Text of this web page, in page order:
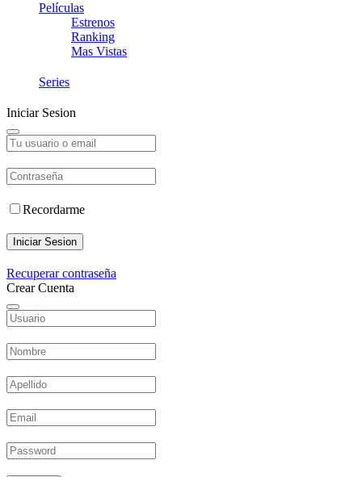
Películas
Estrenos
Ranking
Mas Vistas
Series
Iniciar Sesion
Recordarme
Iniciar Sesion
Recuperar contraseña
Crear Cuenta